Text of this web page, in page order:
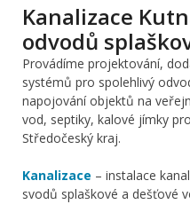
Kanalizace
odvodů
Provádíme projektování,
systémů pro spolehlivý
napojování objektů na
vod, septiky, kalové jímky
Středočeský kraj.
Kanalizace – instalace
svodů splaškové a dešťové